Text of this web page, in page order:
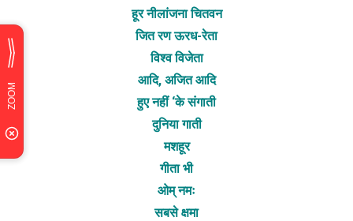
हूर नीलांजना चितवन
जित रण ऊरध-रेता
विश्व विजेता
आदि, अजित आदि
हुए नहीं ‘के संगाती
दुनिया गाती
मशहूर
गीता भी
ओम् नमः
सबसे क्षमा